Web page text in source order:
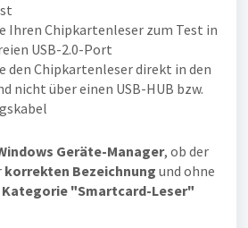
Ihren Chipkartenleser zum Test in
USB-2.0-Port
den Chipkartenleser direkt in den
nicht über einen USB-HUB bzw.
Geräte-Manager, ob der
korrekten Bezeichnung und ohne
Kategorie "Smartcard-Leser"